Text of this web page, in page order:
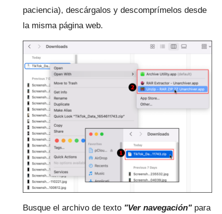
paciencia), descárgalos y descomprímelos desde
la misma página web.
Busque el archivo de texto "Ver navegación" para